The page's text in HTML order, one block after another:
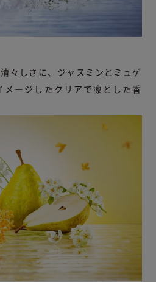
々しさに、ジャスミンとミュゲ
メージしたクリアで凛とした香